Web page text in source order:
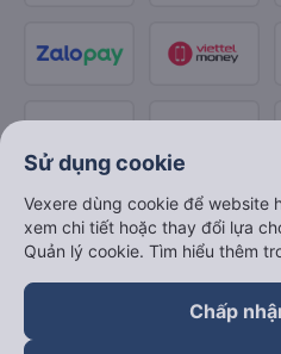
Sử dụng cookie
Vexere dùng cookie để website
xem chi tiết hoặc thay đổi lựa
Quản lý cookie. Tìm hiểu thêm
Chấp